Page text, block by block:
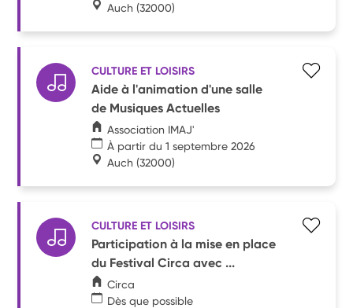
Auch (32000)
CULTURE ET LOISIRS
Aide à l'animation d'une salle
de Musiques Actuelles
Association IMAJ'
À partir du 1 septembre 2026
Auch (32000)
CULTURE ET LOISIRS
Participation à la mise en place
du Festival Circa avec ...
Circa
Dès que possible